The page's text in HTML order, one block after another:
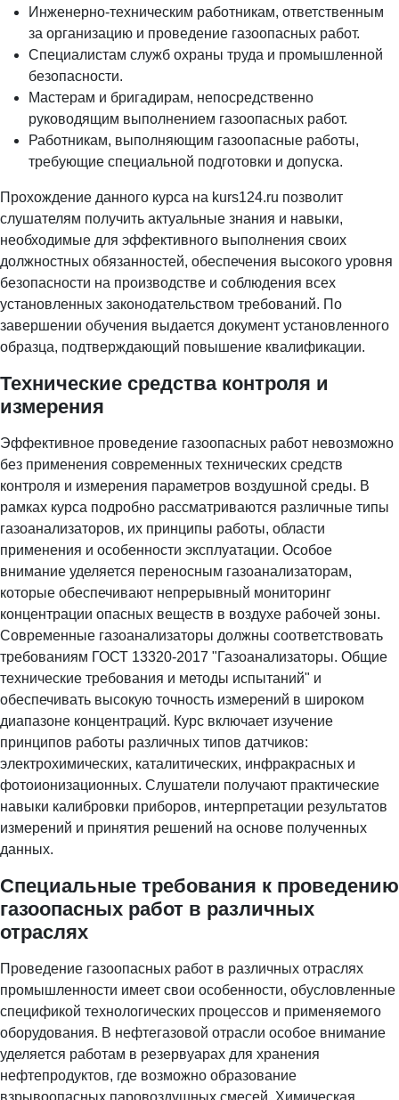
Инженерно-техническим работникам, ответственным
за организацию и проведение газоопасных работ.
Специалистам служб охраны труда и промышленной
безопасности.
Мастерам и бригадирам, непосредственно
руководящим выполнением газоопасных работ.
Работникам, выполняющим газоопасные работы,
требующие специальной подготовки и допуска.
Прохождение данного курса на kurs124.ru позволит
слушателям получить актуальные знания и навыки,
необходимые для эффективного выполнения своих
должностных обязанностей, обеспечения высокого уровня
безопасности на производстве и соблюдения всех
установленных законодательством требований. По
завершении обучения выдается документ установленного
образца, подтверждающий повышение квалификации.
Технические средства контроля и
измерения
Эффективное проведение газоопасных работ невозможно
без применения современных технических средств
контроля и измерения параметров воздушной среды. В
рамках курса подробно рассматриваются различные типы
газоанализаторов, их принципы работы, области
применения и особенности эксплуатации. Особое
внимание уделяется переносным газоанализаторам,
которые обеспечивают непрерывный мониторинг
концентрации опасных веществ в воздухе рабочей зоны.
Современные газоанализаторы должны соответствовать
требованиям ГОСТ 13320-2017 "Газоанализаторы. Общие
технические требования и методы испытаний" и
обеспечивать высокую точность измерений в широком
диапазоне концентраций. Курс включает изучение
принципов работы различных типов датчиков:
электрохимических, каталитических, инфракрасных и
фотоионизационных. Слушатели получают практические
навыки калибровки приборов, интерпретации результатов
измерений и принятия решений на основе полученных
данных.
Специальные требования к проведению
газоопасных работ в различных
отраслях
Проведение газоопасных работ в различных отраслях
промышленности имеет свои особенности, обусловленные
спецификой технологических процессов и применяемого
оборудования. В нефтегазовой отрасли особое внимание
уделяется работам в резервуарах для хранения
нефтепродуктов, где возможно образование